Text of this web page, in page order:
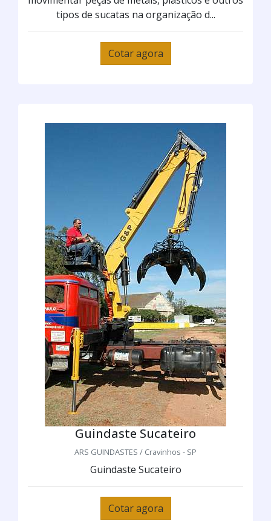
tipos de sucatas na organização d...
Cotar agora
Guindaste Sucateiro
ARS GUINDASTES / Cravinhos - SP
Guindaste Sucateiro
Cotar agora